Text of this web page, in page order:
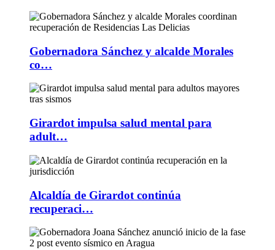
Gobernadora Sánchez y alcalde Morales
co…
Girardot impulsa salud mental para
adult…
Alcaldía de Girardot continúa
recuperaci…